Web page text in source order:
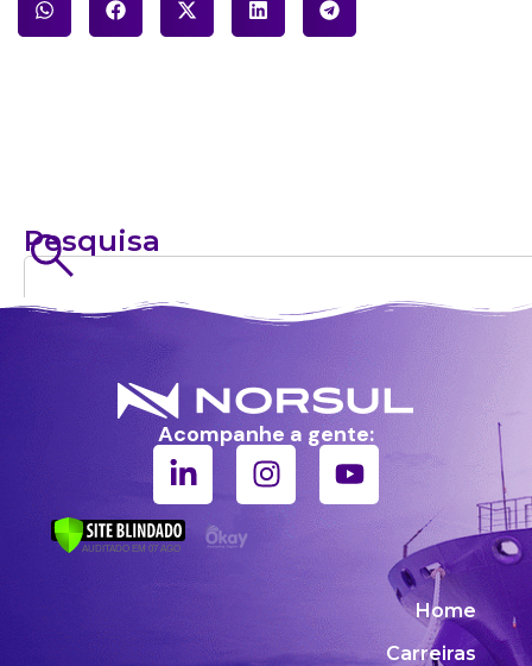
Pesquisa
Acompanhe a gente:
Home
Carreiras